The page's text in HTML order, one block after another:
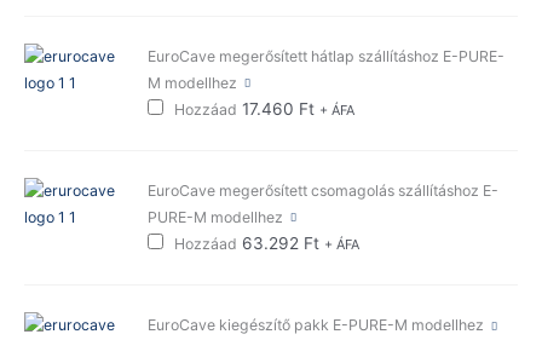
EuroCave megerősített hátlap szállításhoz E-PURE-
M modellhez
Hozzáad 17.460 Ft + ÁFA
EuroCave megerősített csomagolás szállításhoz E-
PURE-M modellhez
Hozzáad 63.292 Ft + ÁFA
EuroCave kiegészítő pakk E-PURE-M modellhez